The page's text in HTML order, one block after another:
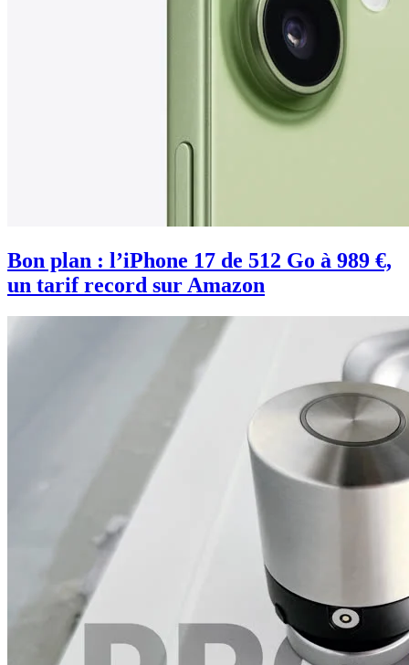
Bon plan : l’iPhone 17 de 512 Go à 989 €,
un tarif record sur Amazon